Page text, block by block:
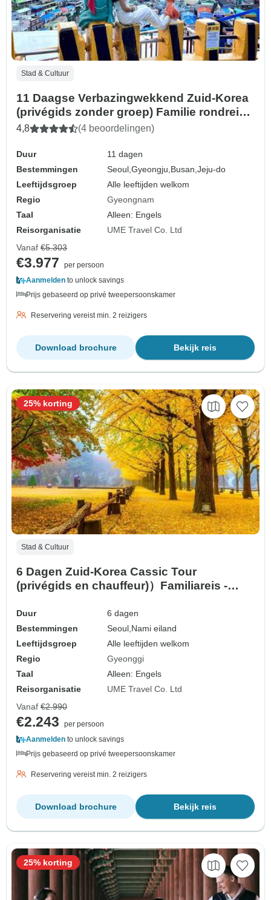
Stad & Cultuur
11 Daagse Verbazingwekkend Zuid-Korea
(privégids zonder groep) Familie rondreis
Aanpasbaar
4,8 (4 beoordelingen)
Duur
11 dagen
Bestemmingen
Seoul,Gyeongju, Busan,Jeju-do
Leeftijdsgroep
Alle leeftijden welkom
Regio
Gyeongnam
Taal
Alleen: Engels
Reisorganisatie
UME Travel Co. Ltd
Vanaf €5.303
€3.977
per persoon
Aanmelden to unlock savings
Prijs gebaseerd op privé tweepersoonskamer
Reservering vereist min. 2 reizigers
Bekijk reis
Download brochure
Stad & Cultuur
6 Dagen Zuid-Korea Cassic Tour
(privégids en chauffeur)）Familiareis -
Duur
6 dagen
Bestemmingen
Seoul, Nami eiland
Leeftijdsgroep
Alle leeftijden welkom
Regio
Gyeonggi
Taal
Alleen: Engels
Reisorganisatie
UME Travel Co. Ltd
25% korting
Vanaf €2.990
€2.243
per persoon
Aanmelden to unlock savings
Prijs gebaseerd op privé tweepersoonskamer
Reservering vereist min. 2 reizigers
Bekijk reis
Download brochure
25% korting